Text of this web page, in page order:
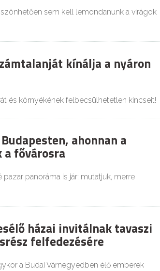
sem kell lemondanunk a virágok
kínálja a nyáron
és környékének felbecsülhetetlen kincseit!
ahonnan a
fővárosra
panoráma is jár: mutatjuk, merre
házai invitálnak tavaszi
felfedezésére
a Budai Várnegyedben élő emberek